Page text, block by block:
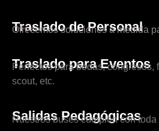
Traslado de Personal
Ofrecemos soluciones a medida
Traslado para Eventos
Perfectos para bodas, congresos,
scout, etc.
Salidas Pedagógicas
Nuestros buses cumplen con